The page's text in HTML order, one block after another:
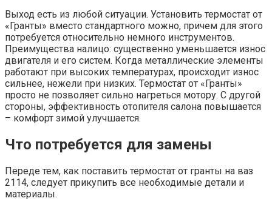
Выход есть из любой ситуации. Установить термостат от
«Гранты» вместо стандартного можно, причем для этого
потребуется относительно немного инструментов.
Преимущества налицо: существенно уменьшается износ
двигателя и его систем. Когда металлические элементы
работают при высоких температурах, происходит износ
сильнее, нежели при низких. Термостат от «Гранты»
просто не позволяет сильно нагреться мотору. С другой
стороны, эффективность отопителя салона повышается
– комфорт зимой улучшается.
Что потребуется для замены
Переде тем, как поставить термостат от гранты на ваз
2114, следует прикупить все необходимые детали и
материалы.